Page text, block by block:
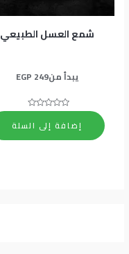
شمع العسل الطبيعي
يبدأ من EGP 249
التقييم
0
إضافة إلى السلة